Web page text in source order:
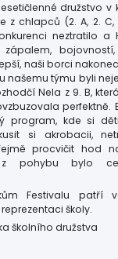
družstvo v
z chlapců (2. A, 2. C,
neztratilo a
zápalem,
naši borci
našemu týmu byli
Nela z 9. B,
perfektně.
program, kde si
si akrobacii,
procvičit hod
pohybu bylo
Festivalu patří
školy.
školního družstva